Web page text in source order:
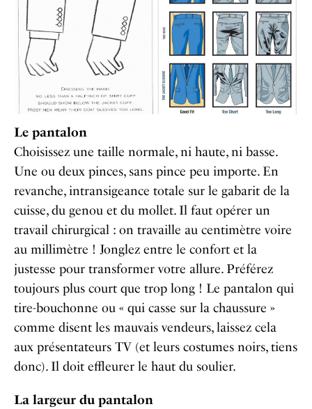
Le pantalon
Choisissez une taille normale, ni haute, ni basse.
Une ou deux pinces, sans pince peu importe. En
revanche, intransigeance totale sur le gabarit de la
cuisse, du genou et du mollet. Il faut opérer un
travail chirurgical : on travaille au centimètre voire
au millimètre ! Jonglez entre le confort et la
justesse pour transformer votre allure. Préférez
toujours plus court que trop long ! Le pantalon qui
tire-bouchonne ou « qui casse sur la chaussure »
comme disent les mauvais vendeurs, laissez cela
aux présentateurs TV (et leurs costumes noirs, tiens
donc). Il doit effleurer le haut du soulier.
La largeur du pantalon